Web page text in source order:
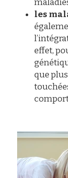
les
effet,
que